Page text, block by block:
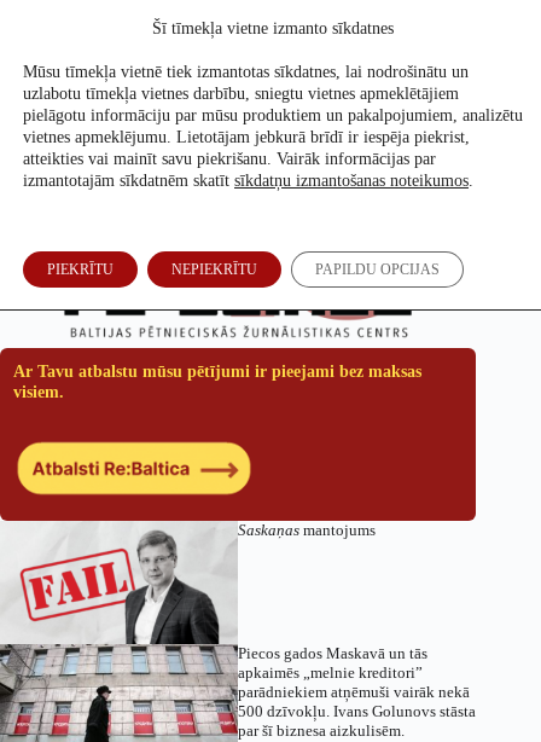
Atbalsti mūs
Ar Tavu atbalstu mūsu pētījumi ir pieejami bez maksas
visiem.
Saskaņas mantojums
Piecos gados Maskavā un tās
apkaimēs „melnie kreditori”
parādniekiem atņēmuši vairāk nekā
500 dzīvokļu. Ivans Golunovs stāsta
par šī biznesa aizkulisēm.
Šī tīmekļa vietne izmanto sīkdatnes
Mūsu tīmekļa vietnē tiek izmantotas sīkdatnes, lai nodrošinātu un
uzlabotu tīmekļa vietnes darbību, sniegtu vietnes apmeklētājiem
pielāgotu informāciju par mūsu produktiem un pakalpojumiem, analizētu
vietnes apmeklējumu. Lietotājam jebkurā brīdī ir iespēja piekrist,
atteikties vai mainīt savu piekrišanu. Vairāk informācijas par
izmantotajām sīkdatnēm skatīt sīkdatņu izmantošanas noteikumos.
PIEKRĪTU NEPIEKRĪTU PAPILDU OPCIJAS